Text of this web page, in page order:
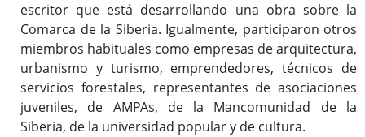
escritor que está desarrollando una obra sobre la
Comarca de la Siberia. Igualmente, participaron otros
miembros habituales como empresas de arquitectura,
urbanismo y turismo, emprendedores, técnicos de
servicios forestales, representantes de asociaciones
juveniles, de AMPAs, de la Mancomunidad de la
Siberia, de la universidad popular y de cultura.